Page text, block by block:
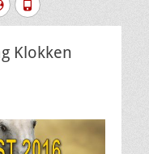
Website
Tlf.
Klokken